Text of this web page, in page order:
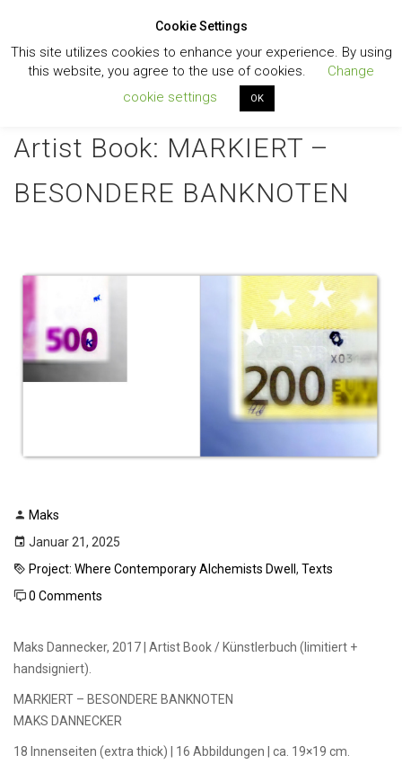
Artist Book: MARKIERT –
BESONDERE BANKNOTEN
Maks
Januar 21, 2025
Project: Where Contemporary Alchemists Dwell , Texts
0 Comments
Maks Dannecker, 2017 | Artist Book / Künstlerbuch (limitiert +
handsigniert).
MARKIERT – BESONDERE BANKNOTEN
MAKS DANNECKER
18 Innenseiten (extra thick) | 16 Abbildungen | ca. 19×19 cm.
Cookie Settings
This site utilizes cookies to enhance your experience. By using
this website, you agree to the use of cookies.
Change
cookie settings
OK